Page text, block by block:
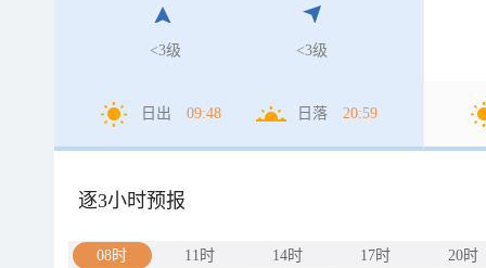
<3级 <3级
日出 09:48 日落 20:59
逐3小时预报
08时 11时 14时 17时 20时